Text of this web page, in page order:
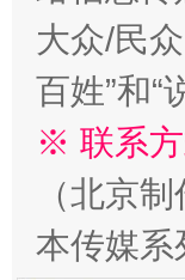
“刷
大众/民
百姓”和“
※ 联系方
（北京
本传媒系